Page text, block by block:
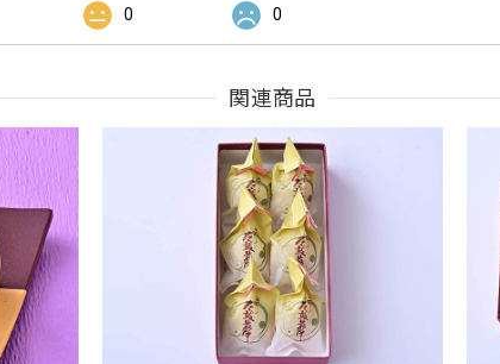
0 0
関連商品